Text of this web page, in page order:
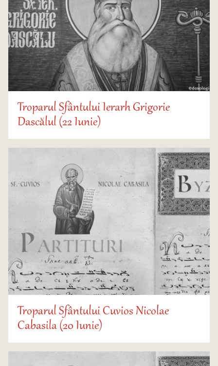
Troparul Sfântului Ierarh Grigorie
Dascălul (22 Iunie)
Troparul Sfântului Cuvios Nicolae
Cabasila (20 Iunie)